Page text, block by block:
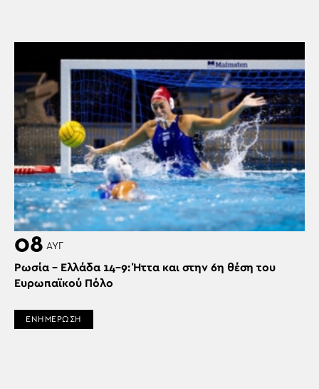
08 ΑΥΓ
Ρωσία – Ελλάδα 14-9: Ήττα και στην 6η θέση του
Ευρωπαϊκού Πόλο
ΕΝΗΜΕΡΩΣΗ